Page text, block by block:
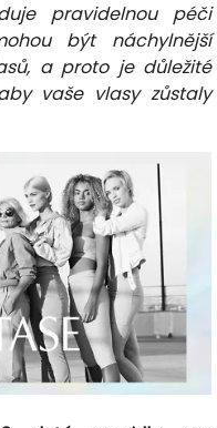
pravidelnou péči
být náchylnější
a proto je důležité
vaše vlasy zůstaly